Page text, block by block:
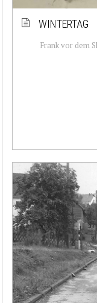
WINTERTAG
Frank vor dem